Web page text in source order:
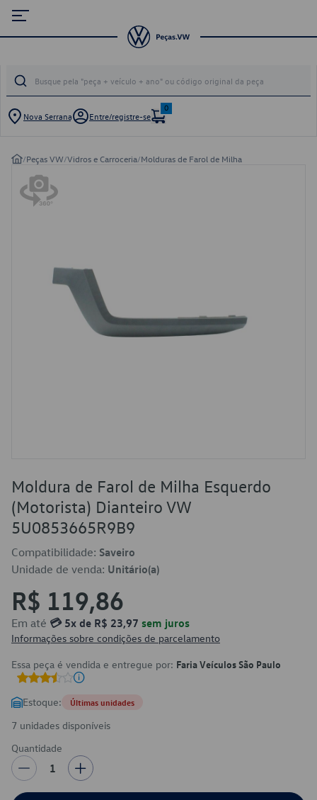
Nova Serrana Entre/registre-se
0
/Peças VW/Vidros e Carroceria/Molduras de Farol de Milha
Moldura de Farol de Milha Esquerdo
(Motorista) Dianteiro VW
5U0853665R9B9
Compatibilidade: Saveiro
Unidade de venda: Unitário(a)
R$ 119,86
Em até 💳 5x de R$ 23,97 sem juros
Informações sobre condições de parcelamento
Essa peça é vendida e entregue por: Faria Veículos São Paulo
Estoque: Últimas unidades
7 unidades disponíveis
Quantidade
1